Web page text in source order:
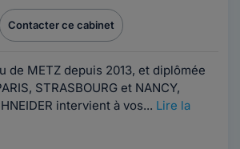
Contacter ce cabinet
de METZ depuis 2013, et diplômée
STRASBOURG et NANCY,
intervient à vos... Lire la